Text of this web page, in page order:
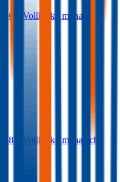
€ 68
Vollkasko monatlich
€ 87
Vollkasko monatlich